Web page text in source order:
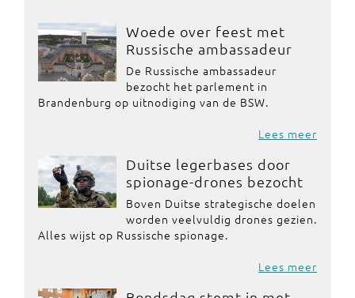
Woede over feest met
Russische ambassadeur
De Russische ambassadeur
bezocht het parlement in
Brandenburg op uitnodiging van de BSW.
Lees meer
Duitse legerbases door
spionage-drones bezocht
Boven Duitse strategische doelen
worden veelvuldig drones gezien.
Alles wijst op Russische spionage.
Lees meer